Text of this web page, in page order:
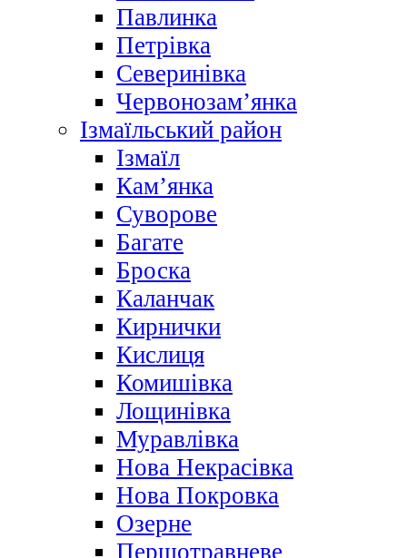
Павлинка
Петрівка
Северинівка
Червонозам’янка
Ізмаїльський район
Ізмаїл
Кам’янка
Суворове
Багате
Броска
Каланчак
Кирнички
Кислиця
Комишівка
Лощинівка
Муравлівка
Нова Некрасівка
Нова Покровка
Озерне
Першотравневе